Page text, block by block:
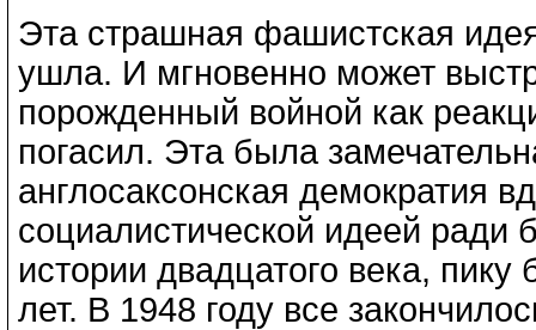
Эта страшная фашистская
ушла. И мгновенно может
порожденный войной как
погасил. Эта была
англосаксонская демократия
социалистической идеей
истории двадцатого века, пику
лет. В 1948 году все